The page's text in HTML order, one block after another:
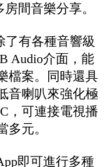
間音樂分享。
了有各種音響級
Audio介面，能
檔案。同時還具
音喇叭來強化極
，可連接電視播
元。
即可進行多種